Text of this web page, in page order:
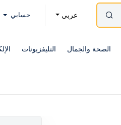
عربي حسابي
الصحة والجمال التليفزيونات